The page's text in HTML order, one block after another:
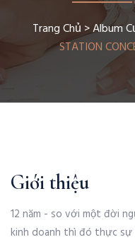
Trang Chủ >Album
STATION
Giới thiệu
12 năm - so với một đời
kinh doanh thì đó thực